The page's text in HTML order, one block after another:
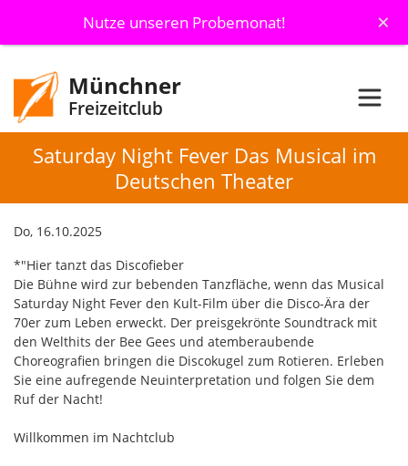
Nutze unseren Probemonat! ×
Münchner
Freizeitclub
Saturday Night Fever Das Musical im
Deutschen Theater
Do, 16.10.2025
*"Hier tanzt das Discofieber
Die Bühne wird zur bebenden Tanzfläche, wenn das Musical
Saturday Night Fever den Kult-Film über die Disco-Ära der
70er zum Leben erweckt. Der preisgekrönte Soundtrack mit
den Welthits der Bee Gees und atemberaubende
Choreografien bringen die Discokugel zum Rotieren. Erleben
Sie eine aufregende Neuinterpretation und folgen Sie dem
Ruf der Nacht!
Willkommen im Nachtclub